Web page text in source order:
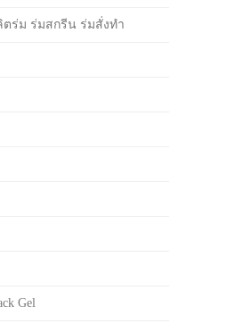
ตร่ม ร่มสกรีน ร่มสั่งทำ
Gel